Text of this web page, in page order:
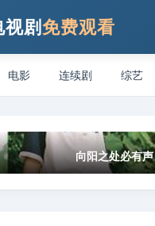
视剧免费观看
电影 连续剧 综艺
向阳之处必有声